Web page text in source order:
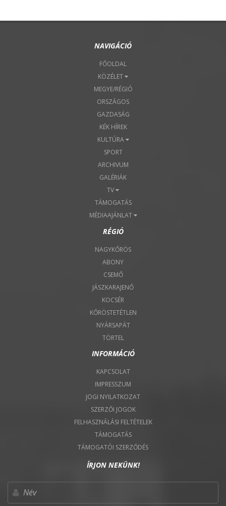
NAVIGÁCIÓ
FŐOLDAL
KÖZÉLET
MEGYE/RÉGIÓ
ORSZÁGOS
GAZDASÁG
KÉK HÍREK
KULTÚRA
SPORT
ARCHIVUM
GALÉRIÁK
TV
TÁMOGATÁS
MÉDIAAJÁNLAT
RÉGIÓ
NAGYKŐRÖS
ABONY
CSEMŐ
JÁSZKARAJENŐ
KOCSÉR
KŐRÖSTETÉTLEN
NYÁRSAPÁT
TÖRTEL
INFORMÁCIÓ
KAPCSOLAT
IMPRESSZUM
JOGI NYILATKOZAT
SZERZŐI JOGOK
FELHASZNÁLÁSI FELTÉTELEK
TÁMOGATÁS
TÁMOGATÓI SZERZŐDÉS
ÍRJON NEKÜNK!